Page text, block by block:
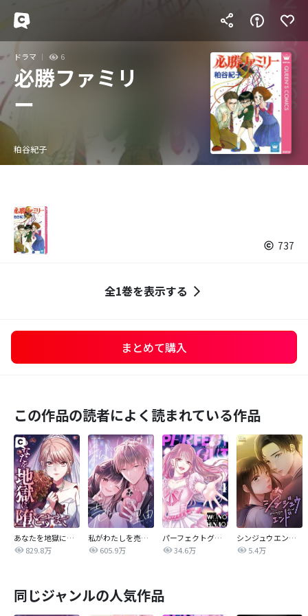
ドラマ 6
必勝ファミリ
ー
粕谷紀子
737
全1巻を表示する
まとめて購入
この作品の読者によく読まれている作品
あなたを地獄に堕とすまで
829.8万
私がわたしを売る理由
605.9万
パーフェクトグリッター
34.6万
シンジュウエンド【タテヨミ】
5.4万
同じジャンルの人気作品